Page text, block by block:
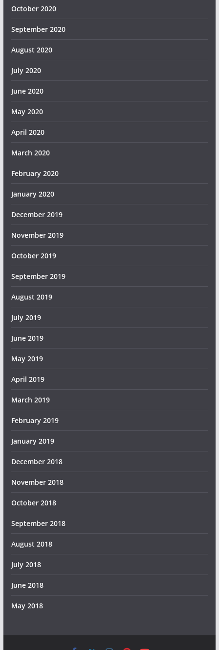
October 2020
September 2020
August 2020
July 2020
June 2020
May 2020
April 2020
March 2020
February 2020
January 2020
December 2019
November 2019
October 2019
September 2019
August 2019
July 2019
June 2019
May 2019
April 2019
March 2019
February 2019
January 2019
December 2018
November 2018
October 2018
September 2018
August 2018
July 2018
June 2018
May 2018